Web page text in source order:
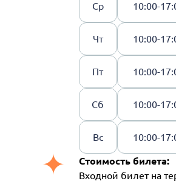
Ср 10:00-
Чт 10:00-
Пт 10:00-
Сб 10:00-
Вс 10:00-
Стоимость билета:
Входной билет на